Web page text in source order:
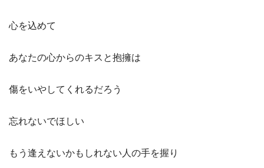
心を込めて
あなたの心からのキスと抱擁は
傷をいやしてくれるだろう
忘れないでほしい
もう逢えないかもしれない人の手を握り